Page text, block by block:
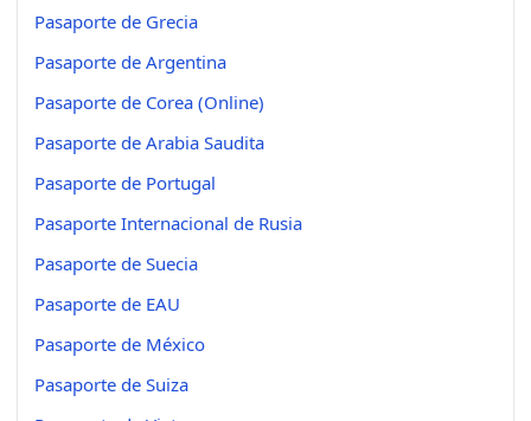
Pasaporte de Grecia
Pasaporte de Argentina
Pasaporte de Corea (Online)
Pasaporte de Arabia Saudita
Pasaporte de Portugal
Pasaporte Internacional de Rusia
Pasaporte de Suecia
Pasaporte de EAU
Pasaporte de México
Pasaporte de Suiza